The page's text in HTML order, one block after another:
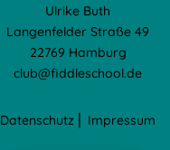
Ulrike Buth
Langenfelder Straße 49
22769 Hamburg
club@fiddleschool.de
Datenschutz Impressum